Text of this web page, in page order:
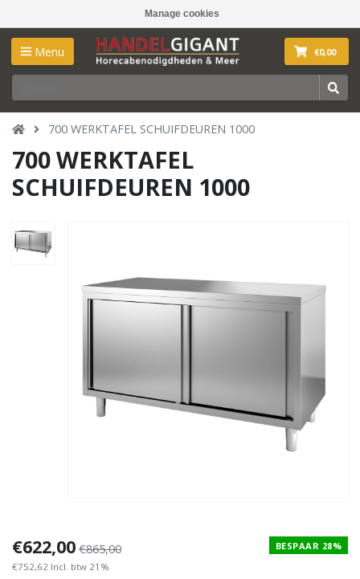
Manage cookies
Menu €0,00
700 WERKTAFEL SCHUIFDEUREN 1000
700 WERKTAFEL
SCHUIFDEUREN 1000
€622,00 €865,00
€752,62 Incl. btw 21%
BESPAAR 28%